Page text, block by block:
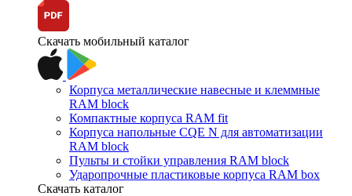
Скачать мобильный каталог
Корпуса металлические навесные и клеммные
RAM block
Компактные корпуса RAM fit
Корпуса напольные CQE N для автоматизации
RAM block
Пульты и стойки управления RAM block
Ударопрочные пластиковые корпуса RAM box
Скачать каталог